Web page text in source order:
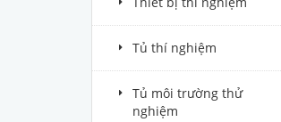
Tủ thí nghiệm
Tủ môi trường thử
nghiệm